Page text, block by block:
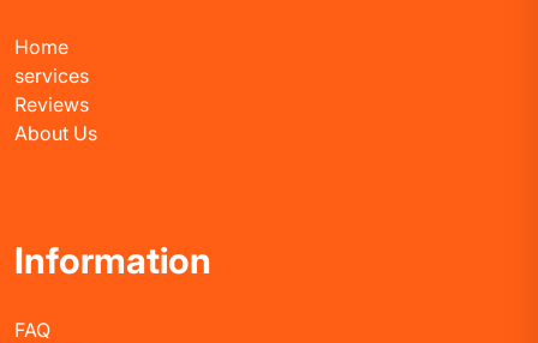
Home
services
Reviews
About Us
Information
FAQ